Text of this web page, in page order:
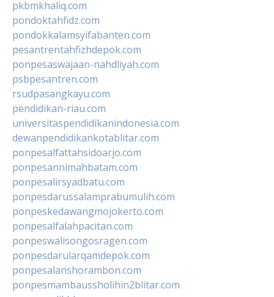
pkbmkhaliq.com
pondoktahfidz.com
pondokkalamsyifabanten.com
pesantrentahfizhdepok.com
ponpesaswajaan-nahdliyah.com
psbpesantren.com
rsudpasangkayu.com
pendidikan-riau.com
universitaspendidikanindonesia.com
dewanpendidikankotablitar.com
ponpesalfattahsidoarjo.com
ponpesannimahbatam.com
ponpesalirsyadbatu.com
ponpesdarussalamprabumulih.com
ponpeskedawangmojokerto.com
ponpesalfalahpacitan.com
ponpeswalisongosragen.com
ponpesdarularqamdepok.com
ponpesalanshorambon.com
ponpesmambaussholihin2blitar.com